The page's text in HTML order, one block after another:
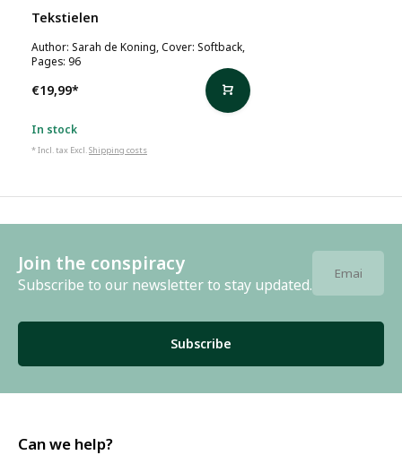
Tekstielen
Author: Sarah de Koning, Cover: Softback,
Pages: 96
€19,99*
In stock
* Incl. tax Excl.Shipping costs
Join the conspiracy
Subscribe to our newsletter to stay updated.
Subscribe
Can we help?